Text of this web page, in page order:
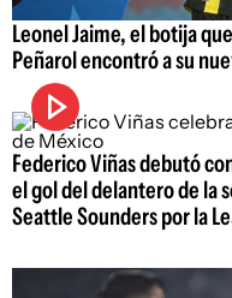
Leonel Jaime, el botija
Peñarol encontró a su
Federico Viñas debutó
el gol del delantero de la
Seattle Sounders por la